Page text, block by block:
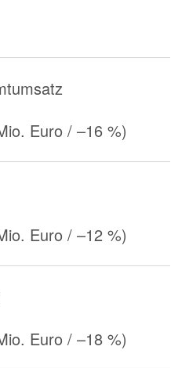
Euro / –16 %)
Euro / –12 %)
Euro / –18 %)